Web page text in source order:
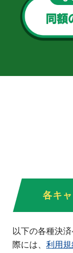
各キ
以下の各種決
際には、 利用規